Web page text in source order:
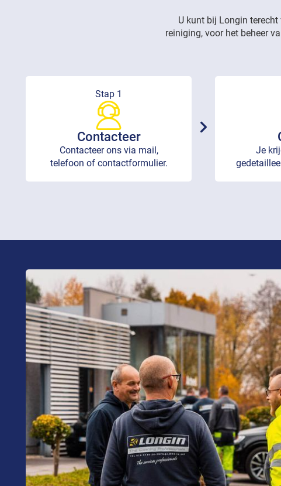
U kunt bij Longin
reiniging, voor het beheer
Stap 1
Contacteer
Contacteer ons via mail,
telefoon of contactformulier.
Je